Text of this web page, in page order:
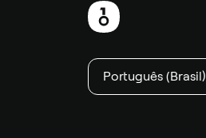
Português (Brasil)